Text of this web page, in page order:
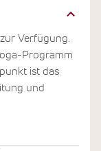
Verfügung.
Programm
ist das
und